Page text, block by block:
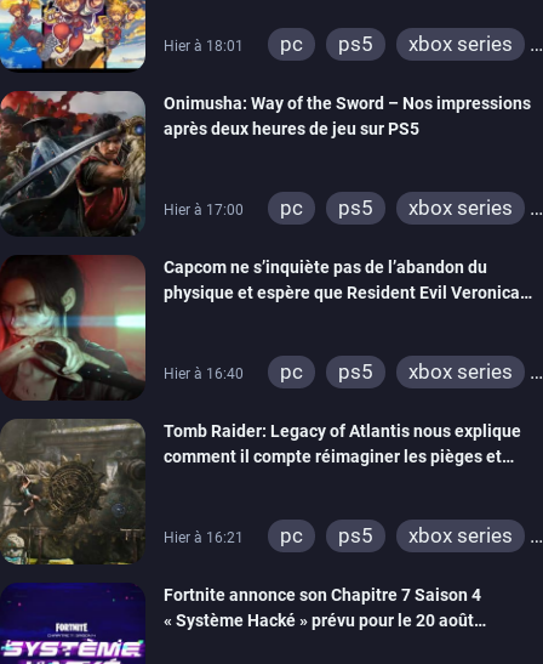
Hier à 18:01 pc ps5
xbox series
Onimusha: Way of the Sword – Nos impressions
après deux heures de jeu sur PS5
Hier à 17:00 pc ps5
xbox series
Capcom ne s’inquiète pas de l’abandon du
physique et espère que Resident Evil Veronica
Hier à 16:40 pc ps5
xbox series
Tomb Raider: Legacy of Atlantis nous explique
comment il compte réimaginer les pièges et
Hier à 16:21 pc ps5
xbox series
Fortnite annonce son Chapitre 7 Saison 4
« Système Hacké » prévu pour le 20 août